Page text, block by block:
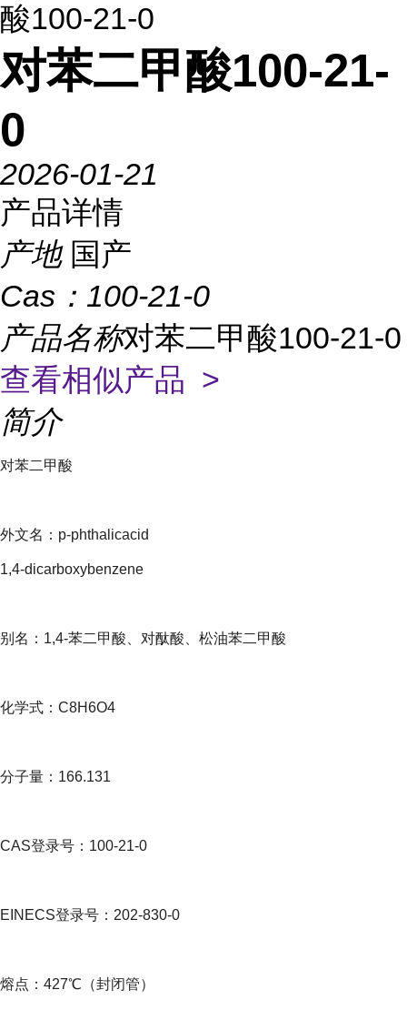
酸100-21-0
对苯二甲酸100-21-
0
2026-01-21
产品详情
产地 国产
Cas： 100-21-0
产品名称对苯二甲酸100-21-0
查看相似产品 >
简介
对苯二甲酸
外文名：p-phthalicacid
1,4-dicarboxybenzene
别名：1,4-苯二甲酸、对酞酸、松油苯二甲酸
化学式：C8H6O4
分子量：166.131
CAS登录号：100-21-0
EINECS登录号：202-830-0
熔点：427℃（封闭管）